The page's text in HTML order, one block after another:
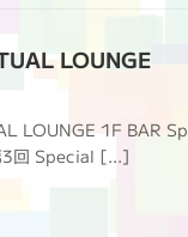
LOUNGE
LOUNGE 1F BAR
3回 Special […]